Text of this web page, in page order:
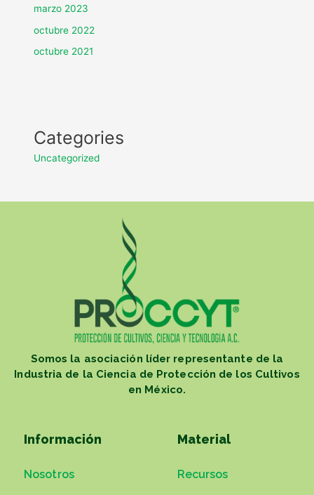
marzo 2023
octubre 2022
octubre 2021
Categories
Uncategorized
Somos la asociación líder representante de la
Industria de la Ciencia de Protección de los Cultivos
en México.
Información
Nosotros
Material
Recursos